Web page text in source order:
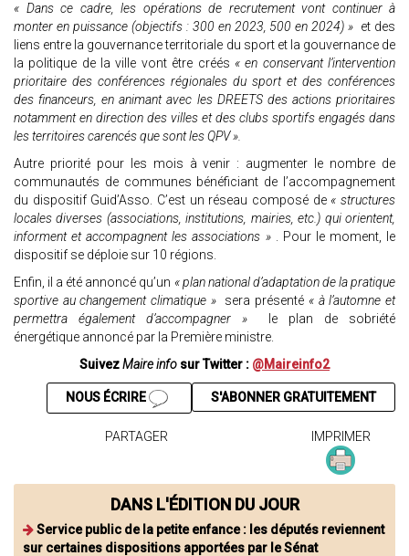
« Dans ce cadre, les opérations de recrutement vont continuer à
monter en puissance (objectifs : 300 en 2023, 500 en 2024) » et des
liens entre la gouvernance territoriale du sport et la gouvernance de
la politique de la ville vont être créés « en conservant l’intervention
prioritaire des conférences régionales du sport et des conférences
des financeurs, en animant avec les DREETS des actions prioritaires
notamment en direction des villes et des clubs sportifs engagés dans
les territoires carencés que sont les QPV ».
Autre priorité pour les mois à venir : augmenter le nombre de
communautés de communes bénéficiant de l’accompagnement
du dispositif Guid’Asso. C’est un réseau composé de « structures
locales diverses (associations, institutions, mairies, etc.) qui orientent,
informent et accompagnent les associations » . Pour le moment, le
dispositif se déploie sur 10 régions.
Enfin, il a été annoncé qu’un « plan national d’adaptation de la pratique
sportive au changement climatique »
sera présenté « à l’automne et
permettra également d’accompagner »
le plan de sobriété
énergétique annoncé par la Première ministre.
SuivezMaire info sur Twitter : @Maireinfo2
S'ABONNER GRATUITEMENT
NOUS ÉCRIRE
PARTAGER IMPRIMER
DANS L'ÉDITION DU JOUR
Service public de la petite enfance : les députés reviennent
sur certaines dispositions apportées par le Sénat